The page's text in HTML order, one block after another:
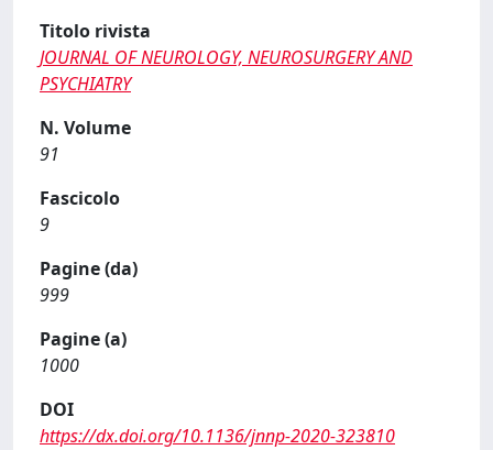
Titolo rivista
JOURNAL OF NEUROLOGY, NEUROSURGERY AND
PSYCHIATRY
N. Volume
91
Fascicolo
9
Pagine (da)
999
Pagine (a)
1000
DOI
https://dx.doi.org/10.1136/jnnp-2020-323810